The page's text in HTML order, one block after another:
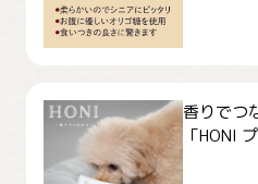
香りでつ
「HONI